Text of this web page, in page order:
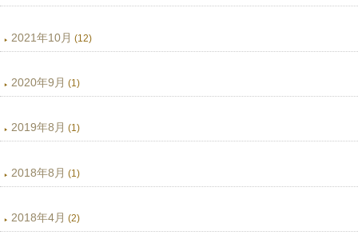
2021年10月 (12)
2020年9月 (1)
2019年8月 (1)
2018年8月 (1)
2018年4月 (2)